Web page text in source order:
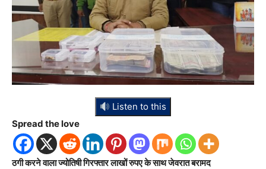
Listen to this
Spread the love
ठगी करने वाला ज्योतिषी गिरफ्तार लाखों रुपए के साथ जेवरात बरामद